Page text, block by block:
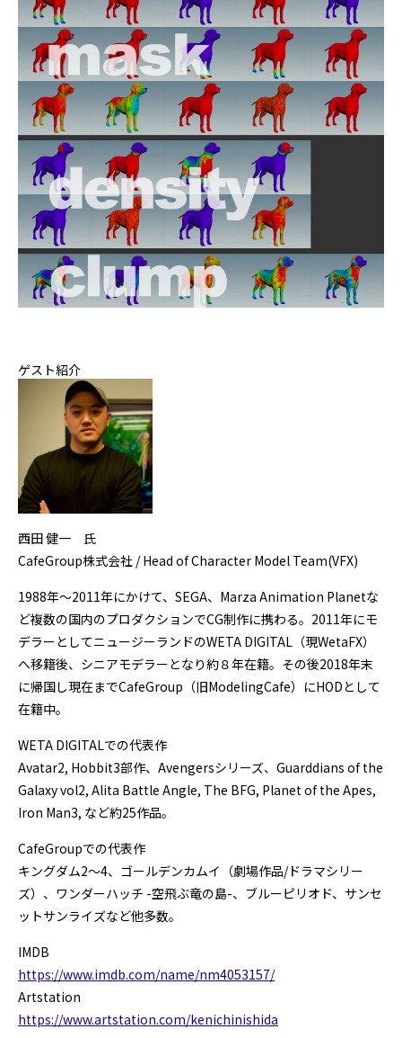
ゲスト紹介
西田 健一 氏
CafeGroup株式会社 / Head of Character Model Team(VFX)
1988年～2011年にかけて、SEGA、Marza Animation Planetな
ど複数の国内のプロダクションでCG制作に携わる。2011年にモ
デラーとしてニュージーランドのWETA DIGITAL（現WetaFX）
へ移籍後、シニアモデラーとなり約８年在籍。その後2018年末
に帰国し現在までCafeGroup（旧ModelingCafe）にHODとして
在籍中。
WETA DIGITALでの代表作
Avatar2, Hobbit3部作、Avengersシリーズ、Guarddians of the
Galaxy vol2, Alita Battle Angle, The BFG, Planet of the Apes,
Iron Man3, など約25作品。
CafeGroupでの代表作
キングダム2～4、ゴールデンカムイ（劇場作品/ドラマシリー
ズ）、ワンダーハッチ -空飛ぶ竜の島-、ブルーピリオド、サンセ
ットサンライズなど他多数。
IMDB
https://www.imdb.com/name/nm4053157/
Artstation
https://www.artstation.com/kenichinishida